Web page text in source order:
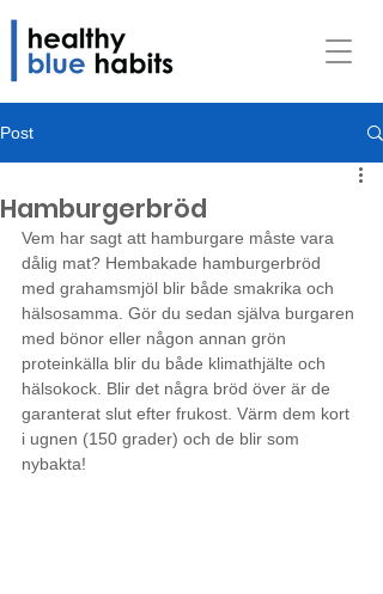
Post
Hamburgerbröd
Vem har sagt att hamburgare måste vara
dålig mat? Hembakade hamburgerbröd
med grahamsmjöl blir både smakrika och
hälsosamma. Gör du sedan själva burgaren
med bönor eller någon annan grön
proteinkälla blir du både klimathjälte och
hälsokock. Blir det någ­ra bröd över är de
garanterat slut efter frukost. Värm dem kort
i ugnen (150 grader) och de blir som
nybakta!